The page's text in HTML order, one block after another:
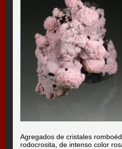
Agregados de cristales
rodocrosita, de intenso color